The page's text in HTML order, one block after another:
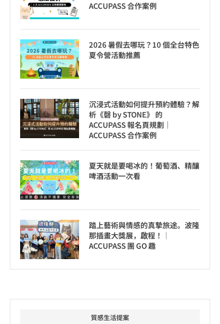
ACCUPASS 合作案例
2026 暑假去哪玩？10 個全台特色
夏令營活動推薦
沉浸式活動如何提升預約體驗？解
析《磬 by STONE》 的
ACCUPASS 報名頁規劃｜
ACCUPASS 合作案例
夏天就是要喝冰的！葡萄酒、精釀
啤酒活動一次看
踏上藝術與情感的真摯旅途。波隆
那插畫大獎展，啟程！│
ACCUPASS 團 GO 趣
質感生活提案